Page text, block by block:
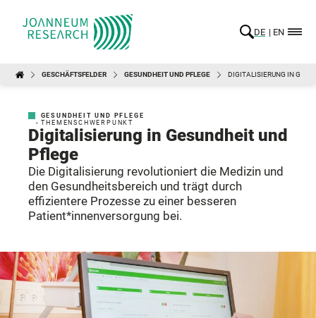
DE EN
GESCHÄFTSFELDER GESUNDHEIT UND PFLEGE DIGITALISIERUNG IN
GESUNDHEIT UND PFLEGE
- THEMENSCHWERPUNKT
Digitalisierung in Gesundheit und
Pflege
Die Digitalisierung revolutioniert die Medizin und
den Gesundheitsbereich und trägt durch
effizientere Prozesse zu einer besseren
Patient*innenversorgung bei.